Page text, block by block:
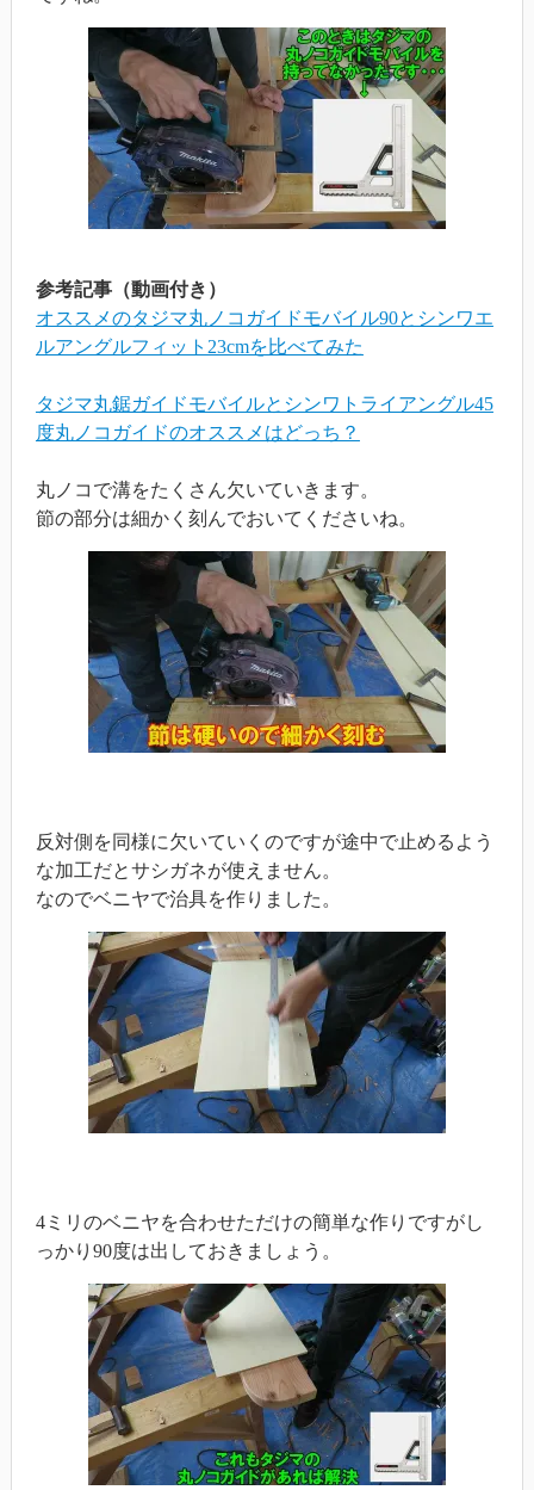
参考記事（動画付き）
オススメのタジマ丸ノコガイドモバイル90とシンワエ
ルアングルフィット23cmを比べてみた
タジマ丸鋸ガイドモバイルとシンワトライアングル45
度丸ノコガイドのオススメはどっち？
丸ノコで溝をたくさん欠いていきます。
節の部分は細かく刻んでおいてくださいね。
反対側を同様に欠いていくのですが途中で止めるよう
な加工だとサシガネが使えません。
なのでベニヤで治具を作りました。
4ミリのベニヤを合わせただけの簡単な作りですがし
っかり90度は出しておきましょう。